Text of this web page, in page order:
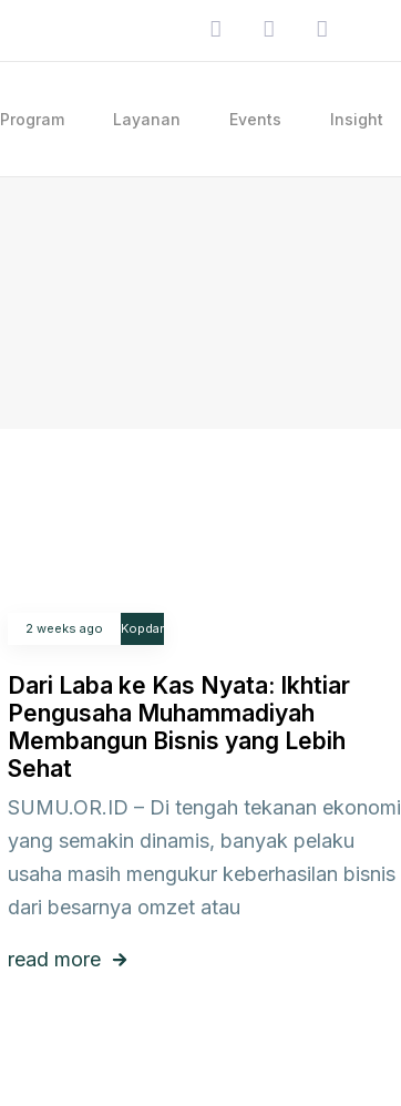
Program Layanan Events Insight
2 weeks ago Kopdar
Dari Laba ke Kas Nyata: Ikhtiar
Pengusaha Muhammadiyah
Membangun Bisnis yang Lebih
Sehat
SUMU.OR.ID – Di tengah tekanan ekonomi
yang semakin dinamis, banyak pelaku
usaha masih mengukur keberhasilan bisnis
dari besarnya omzet atau
read more